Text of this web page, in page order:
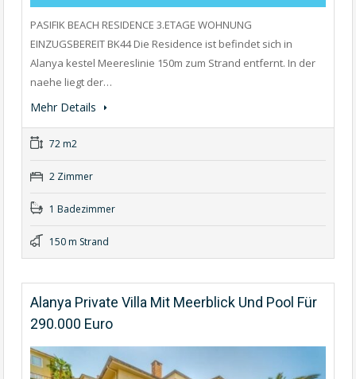
PASIFIK BEACH RESIDENCE 3.ETAGE WOHNUNG
EINZUGSBEREIT BK44 Die Residence ist befindet sich in
Alanya kestel Meereslinie 150m zum Strand entfernt. In der
naehe liegt der…
Mehr Details
72 m2
2 Zimmer
1 Badezimmer
150 m Strand
Alanya Private Villa Mit Meerblick Und Pool Für
290.000 Euro